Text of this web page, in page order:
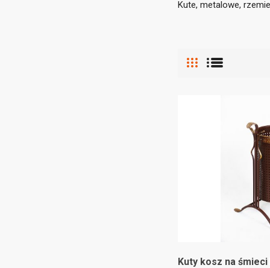
Kute, metalowe,
Kuty kosz na śmieci